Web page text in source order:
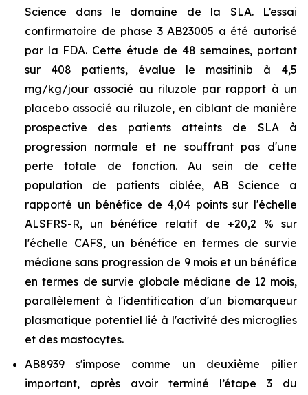
Science dans le domaine de la SLA. L’essai
confirmatoire de phase 3 AB23005 a été autorisé
par la FDA. Cette étude de 48 semaines, portant
sur 408 patients, évalue le masitinib à 4,5
mg/kg/jour associé au riluzole par rapport à un
placebo associé au riluzole, en ciblant de manière
prospective des patients atteints de SLA à
progression normale et ne souffrant pas d'une
perte totale de fonction. Au sein de cette
population de patients ciblée, AB Science a
rapporté un bénéfice de 4,04 points sur l'échelle
ALSFRS-R, un bénéfice relatif de +20,2 % sur
l'échelle CAFS, un bénéfice en termes de survie
médiane sans progression de 9 mois et un bénéfice
en termes de survie globale médiane de 12 mois,
parallèlement à l'identification d'un biomarqueur
plasmatique potentiel lié à l'activité des microglies
et des mastocytes.
AB8939 s'impose comme un deuxième pilier
important, après avoir terminé l’étape 3 du